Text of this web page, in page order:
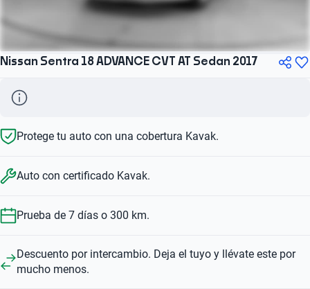
Nissan Sentra 18 ADVANCE CVT AT Sedan 2017
Protege tu auto con una cobertura Kavak.
Auto con certificado Kavak.
Prueba de 7 días o 300 km.
Descuento por intercambio. Deja el tuyo y llévate este por
mucho menos.